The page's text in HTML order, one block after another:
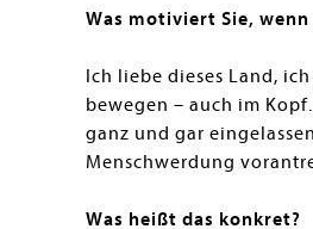
Was motiviert Sie,
Ich liebe dieses Land,
bewegen – auch im
ganz und gar
Menschwerdung
Was heißt das konkret?